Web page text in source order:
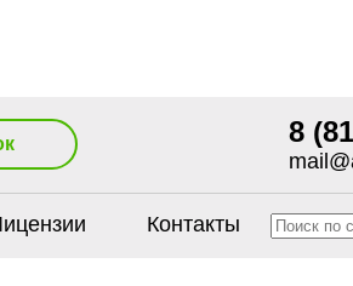
8
Контакты